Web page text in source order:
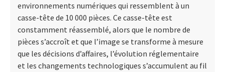
environnements numériques qui ressemblent à un
casse-tête de 10 000 pièces. Ce casse-tête est
constamment réassemblé, alors que le nombre de
pièces s’accroît et que l’image se transforme à mesure
que les décisions d’affaires, l’évolution réglementaire
et les changements technologiques s’accumulent au fil